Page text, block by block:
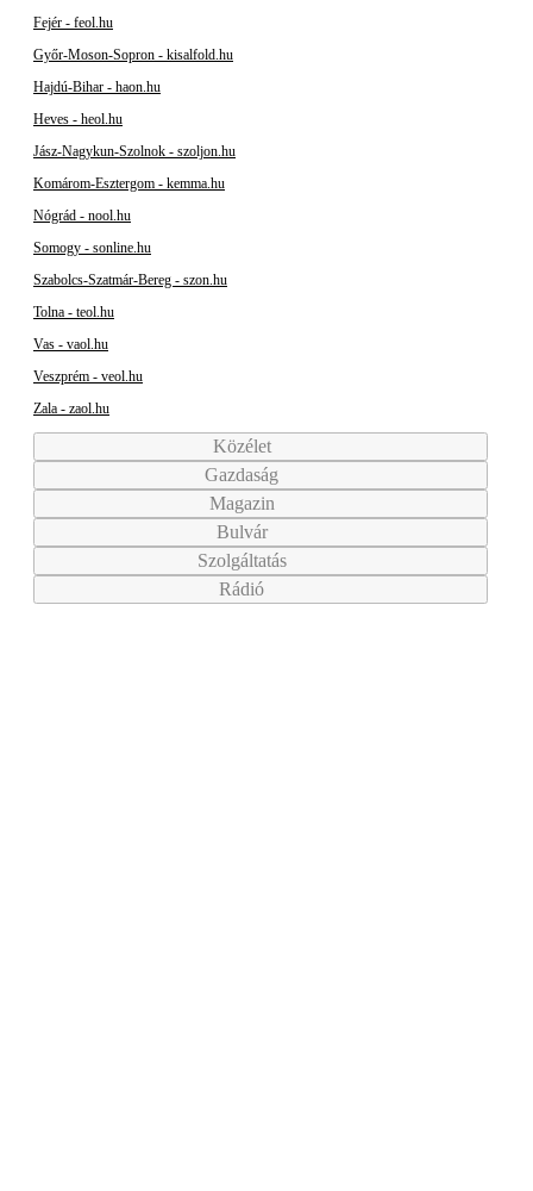
Fejér - feol.hu
Győr-Moson-Sopron - kisalfold.hu
Hajdú-Bihar - haon.hu
Heves - heol.hu
Jász-Nagykun-Szolnok - szoljon.hu
Komárom-Esztergom - kemma.hu
Nógrád - nool.hu
Somogy - sonline.hu
Szabolcs-Szatmár-Bereg - szon.hu
Tolna - teol.hu
Vas - vaol.hu
Veszprém - veol.hu
Zala - zaol.hu
Közélet
Gazdaság
Magazin
Bulvár
Szolgáltatás
Rádió